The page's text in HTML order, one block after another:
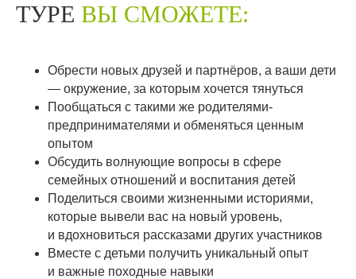
ТУРЕ ВЫ СМОЖЕТЕ:
Обрести новых друзей и партнёров, а ваши дети
— окружение, за которым хочется тянуться
Пообщаться с такими же родителями-
предпринимателями и обменяться ценным
опытом
Обсудить волнующие вопросы в сфере
семейных отношений и воспитания детей
Поделиться своими жизненными историями,
которые вывели вас на новый уровень,
и вдохновиться рассказами других участников
Вместе с детьми получить уникальный опыт
и важные походные навыки